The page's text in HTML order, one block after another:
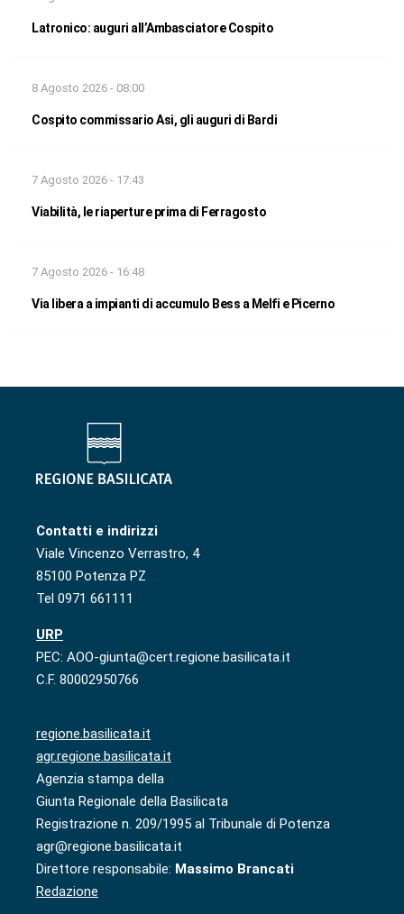
Latronico: auguri all’Ambasciatore Cospito
8 Agosto 2026 - 08:00
Cospito commissario Asi, gli auguri di Bardi
7 Agosto 2026 - 17:43
Viabilità, le riaperture prima di Ferragosto
7 Agosto 2026 - 16:48
Via libera a impianti di accumulo Bess a Melfi e Picerno
Contatti e indirizzi
Viale Vincenzo Verrastro, 4
85100 Potenza PZ
Tel 0971 661111
URP
PEC: AOO-giunta@cert.regione.basilicata.it
C.F. 80002950766
regione.basilicata.it
agr.regione.basilicata.it
Agenzia stampa della
Giunta Regionale della Basilicata
Registrazione n. 209/1995 al Tribunale di Potenza
agr@regione.basilicata.it
Direttore responsabile: Massimo Brancati
Redazione